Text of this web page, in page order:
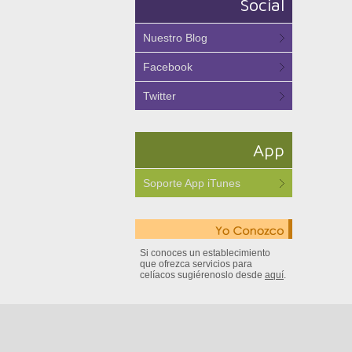
Social
Nuestro Blog
Facebook
Twitter
App
Soporte App iTunes
Si conoces un establecimiento
que ofrezca servicios para
celíacos sugiérenoslo desde aquí.